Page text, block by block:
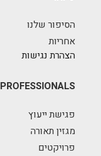
הסיפור שלנו
אחריות
הצהרת נגישות
PROFESSIONALS
פגישת ייעוץ
מגזין תאורה
פרויקטים